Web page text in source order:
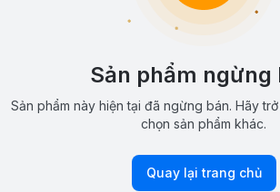
Sản phẩm ngừng
Sản phẩm này hiện tại đã ngừng bán. Hãy
chọn sản phẩm khác.
Quay lại trang chủ